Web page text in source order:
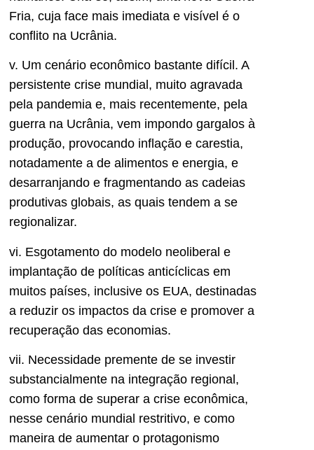
Fria, cuja face mais imediata e visível é o
conflito na Ucrânia.
v. Um cenário econômico bastante difícil. A
persistente crise mundial, muito agravada
pela pandemia e, mais recentemente, pela
guerra na Ucrânia, vem impondo gargalos à
produção, provocando inflação e carestia,
notadamente a de alimentos e energia, e
desarranjando e fragmentando as cadeias
produtivas globais, as quais tendem a se
regionalizar.
vi. Esgotamento do modelo neoliberal e
implantação de políticas anticíclicas em
muitos países, inclusive os EUA, destinadas
a reduzir os impactos da crise e promover a
recuperação das economias.
vii. Necessidade premente de se investir
substancialmente na integração regional,
como forma de superar a crise econômica,
nesse cenário mundial restritivo, e como
maneira de aumentar o protagonismo